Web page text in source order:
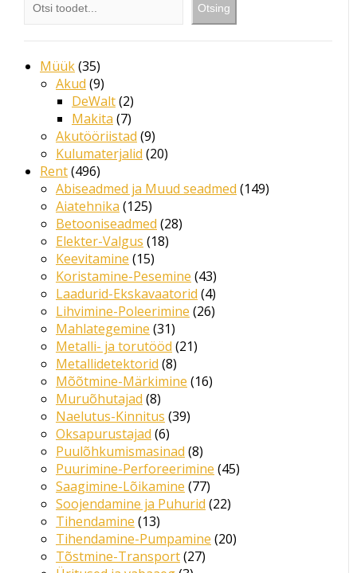
Otsing
Müük 35
Akud 9
DeWalt 2
Makita 7
Akutööriistad 9
Kulumaterjalid 20
Rent 496
Abiseadmed ja Muud seadmed 149
Aiatehnika 125
Betooniseadmed 28
Elekter-Valgus 18
Keevitamine 15
Koristamine-Pesemine 43
Laadurid-Ekskavaatorid 4
Lihvimine-Poleerimine 26
Mahlategemine 31
Metalli- ja torutööd 21
Metallidetektorid 8
Mõõtmine-Märkimine 16
Muruõhutajad 8
Naelutus-Kinnitus 39
Oksapurustajad 6
Puulõhkumismasinad 8
Puurimine-Perforeerimine 45
Saagimine-Lõikamine 77
Soojendamine ja Puhurid 22
Tihendamine 13
Tihendamine-Pumpamine 20
Tõstmine-Transport 27